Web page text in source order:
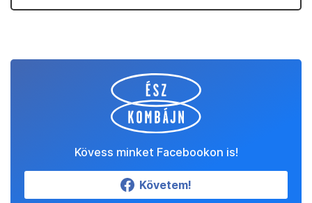
Kövess minket Facebookon is!
Követem!